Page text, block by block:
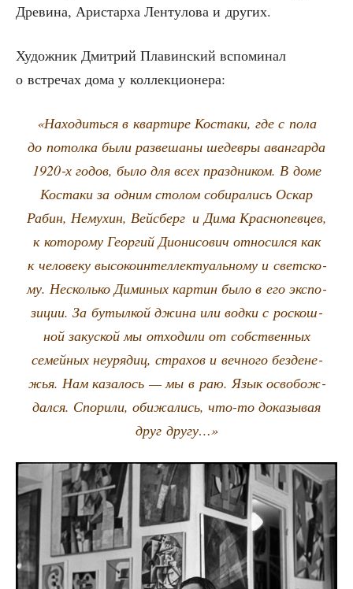
Дре­ви­на, Ари­стар­ха Лен­ту­ло­ва и других.
Худож­ник Дмит­рий Пла­вин­ский вспо­ми­нал
о встре­чах дома у коллекционера:
«Нахо­дить­ся в квар­ти­ре Коста­ки, где с пола
до потол­ка были раз­ве­ша­ны шедев­ры аван­гар­да
1920‑х годов, было для всех празд­ни­ком. В доме
Коста­ки за одним сто­лом соби­ра­лись Оскар
Рабин, Нему­хин, Вейсберг и Дима Крас­но­пев­цев,
к кото­ро­му Геор­гий Дио­ни­со­вич отно­сил­ся как
к чело­ве­ку высо­ко­ин­тел­лек­ту­аль­но­му и свет­ско­
му. Несколь­ко Дими­ных кар­тин было в его экс­по­
зи­ции. За бутыл­кой джи­на или вод­ки с рос­кош­
ной закус­кой мы отхо­ди­ли от соб­ствен­ных
семейных неуря­диц, стра­хов и веч­но­го без­де­не­
жья. Нам каза­лось — мы в раю. Язык осво­бож­
дал­ся. Спо­ри­ли, оби­жа­лись, что-то дока­зы­вая
друг другу…»